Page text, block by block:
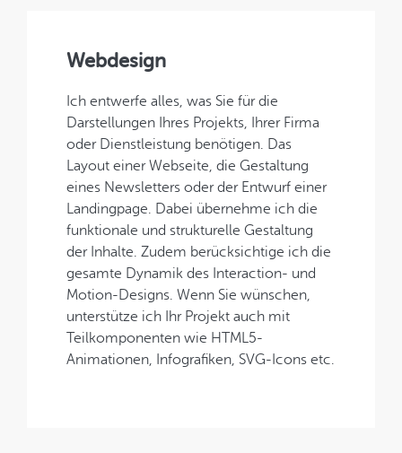
Webdesign
Ich entwerfe alles, was Sie für die
Darstellungen Ihres Projekts, Ihrer Firma
oder Dienstleistung benötigen. Das
Layout einer Webseite, die Gestaltung
eines Newsletters oder der Entwurf einer
Landingpage. Dabei übernehme ich die
funktionale und strukturelle Gestaltung
der Inhalte. Zudem berücksichtige ich die
gesamte Dynamik des Interaction- und
Motion-Designs. Wenn Sie wünschen,
unterstütze ich Ihr Projekt auch mit
Teilkomponenten wie HTML5-
Animationen, Infografiken, SVG-Icons etc.